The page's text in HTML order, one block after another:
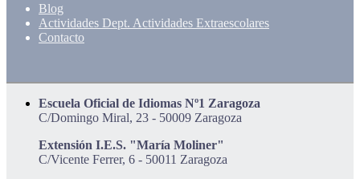
Blog
Actividades Dept. Actividades Extraescolares
Contacto
Escuela Oficial de Idiomas Nº1 Zaragoza
C/Domingo Miral, 23 - 50009 Zaragoza
Extensión I.E.S. "María Moliner"
C/Vicente Ferrer, 6 - 50011 Zaragoza